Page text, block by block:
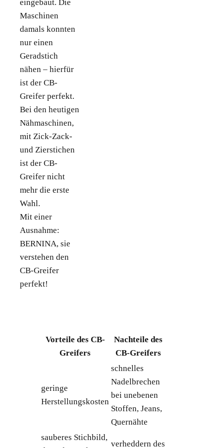
eingebaut. Die
Maschinen
damals konnten
nur einen
Geradstich
nähen – hierfür
ist der CB-
Greifer perfekt.
Bei den heutigen
Nähmaschinen,
mit Zick-Zack-
und Zierstichen
ist der CB-
Greifer nicht
mehr die erste
Wahl.
Mit einer
Ausnahme:
BERNINA, sie
verstehen den
CB-Greifer
perfekt!
Vorteile des CB-
Greifers
Nachteile des
CB-Greifers
geringe
Herstellungskosten
schnelles
Nadelbrechen
bei unebenen
Stoffen, Jeans,
Quernähte
sauberes Stichbild,
verheddern des